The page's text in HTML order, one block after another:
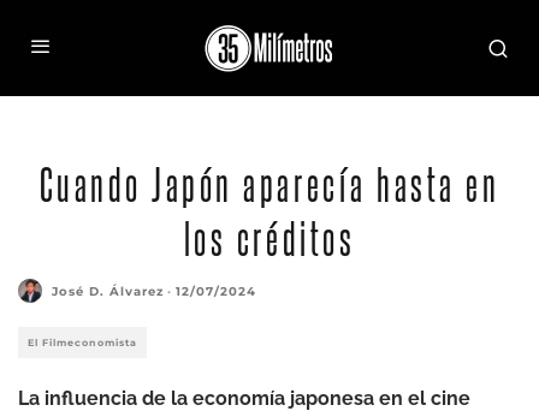
Cuando Japón aparecía hasta en
los créditos
José D. Álvarez · 12/07/2024
El Filmeconomista
La influencia de la economía japonesa en el cine